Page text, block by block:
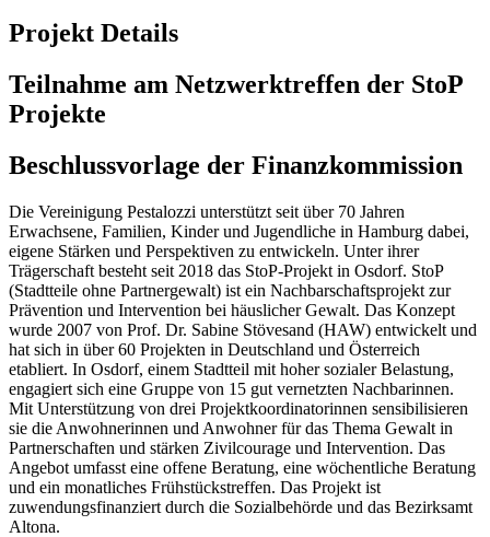
Projekt Details
Teilnahme am Netzwerktreffen der StoP
Projekte
Beschlussvorlage der Finanzkommission
Die Vereinigung Pestalozzi unterstützt seit über 70 Jahren
Erwachsene, Familien, Kinder und Jugendliche in Hamburg dabei,
eigene Stärken und Perspektiven zu entwickeln. Unter ihrer
Trägerschaft besteht seit 2018 das StoP-Projekt in Osdorf. StoP
(Stadtteile ohne Partnergewalt) ist ein Nachbarschaftsprojekt zur
Prävention und Intervention bei häuslicher Gewalt. Das Konzept
wurde 2007 von Prof. Dr. Sabine Stövesand (HAW) entwickelt und
hat sich in über 60 Projekten in Deutschland und Österreich
etabliert. In Osdorf, einem Stadtteil mit hoher sozialer Belastung,
engagiert sich eine Gruppe von 15 gut vernetzten Nachbarinnen.
Mit Unterstützung von drei Projektkoordinatorinnen sensibilisieren
sie die Anwohnerinnen und Anwohner für das Thema Gewalt in
Partnerschaften und stärken Zivilcourage und Intervention. Das
Angebot umfasst eine offene Beratung, eine wöchentliche Beratung
und ein monatliches Frühstückstreffen. Das Projekt ist
zuwendungsfinanziert durch die Sozialbehörde und das Bezirksamt
Altona.